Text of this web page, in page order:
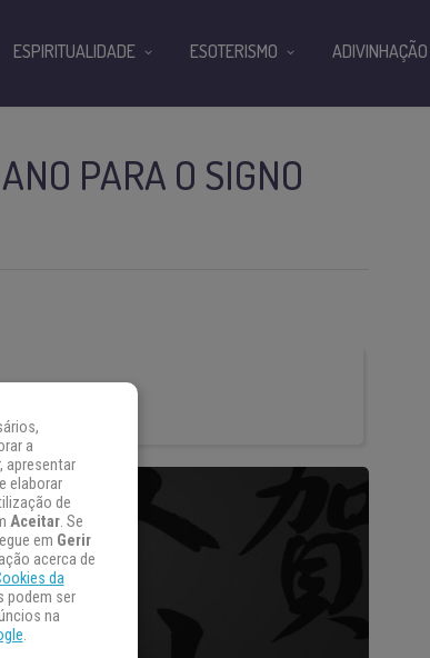
PARA O SIGNO
ESPIRITUALIDADE ESOTERISMO ADIVINHAÇÃO
a
apresentar
elaborar
de
Aceitar. Se
em Gerir
acerca de
da
podem ser
na
.